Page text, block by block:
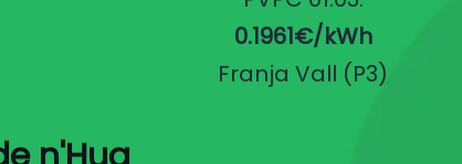
0.1961€/kWh
Franja Vall (P3)